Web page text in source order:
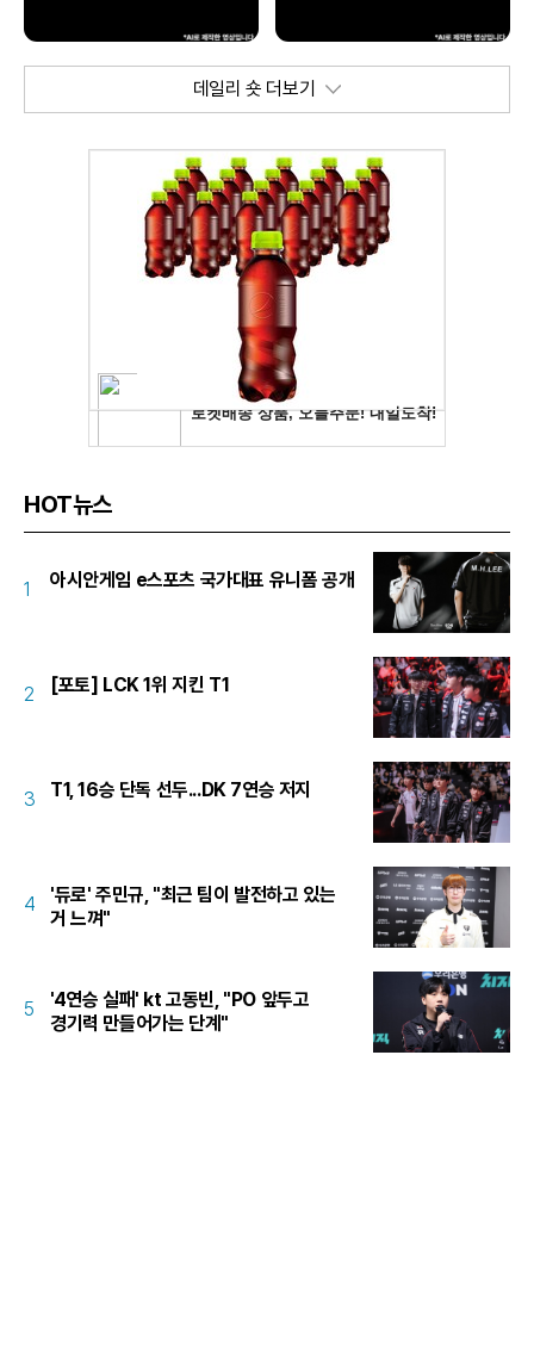
데일리 숏 더보기
HOT뉴스
1 아시안게임 e스포츠 국가대표 유니폼 공개
2 [포토] LCK 1위 지킨 T1
3 T1, 16승 단독 선두...DK 7연승 저지
4
'듀로' 주민규, "최근 팀이 발전하고 있는
거 느껴"
5
'4연승 실패' kt 고동빈, "PO 앞두고
경기력 만들어가는 단계"